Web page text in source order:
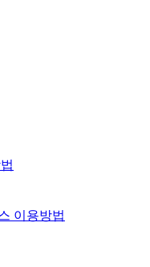
이용방법